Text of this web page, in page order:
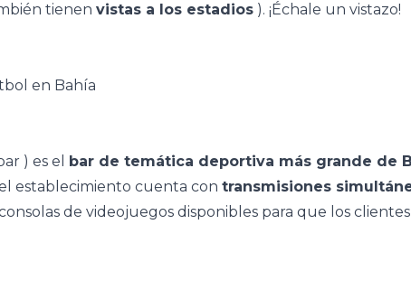
tienen vistas a los estadios ). ¡Échale un vistazo!
) es el bar de temática deportiva más grande de
establecimiento cuenta con transmisiones
de videojuegos disponibles para que los clientes